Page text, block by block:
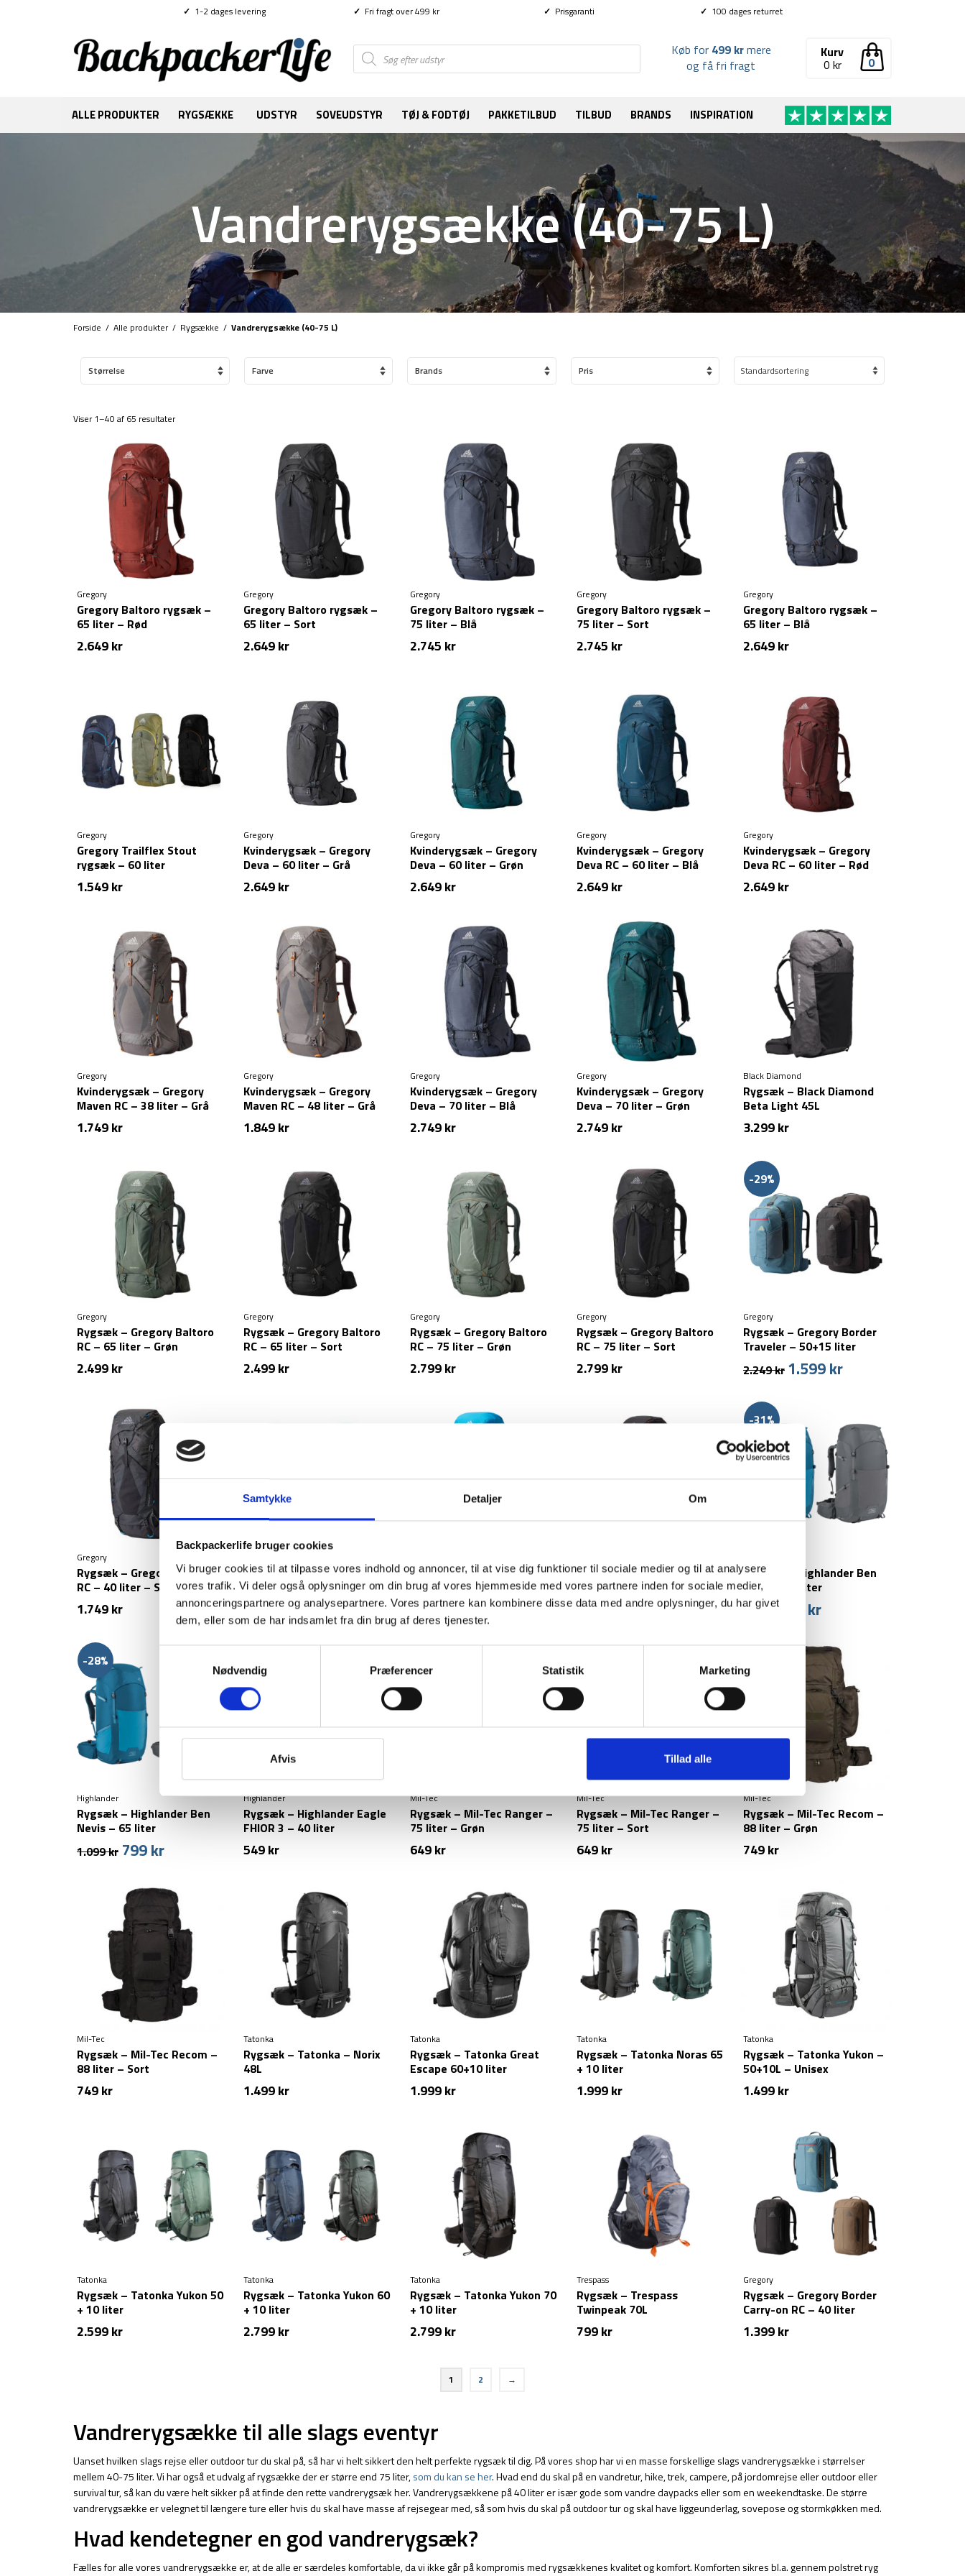
Samtykke Detaljer Om
Backpackerlife bruger cookies
Vi bruger cookies til at tilpasse vores indhold og annoncer, til at vise dig funktioner til sociale medier og til at analysere
vores trafik. Vi deler også oplysninger om din brug af vores hjemmeside med vores partnere inden for sociale medier,
annonceringspartnere og analysepartnere. Vores partnere kan kombinere disse data med andre oplysninger, du har givet
dem, eller som de har indsamlet fra din brug af deres tjenester.
Nødvendig
Præferencer Statistik Marketing
Afvis Tillad alle
✓ 1-2 dages levering ✓ Fri fragt over 499 kr ✓ Prisgaranti ✓ 100 dages returret
Products
search 0
Kurv
0 kr
Køb for 499 krmere
og få fri fragt
ALLE PRODUKTER RYGSÆKKE UDSTYR SOVEUDSTYR TØJ & FODTØJ PAKKETILBUD TILBUD BRANDS INSPIRATION
Vandrerygsække (40-75 L)
Forside / Alle produkter/ Rygsække / Vandrerygsække (40-75 L)
Pris
Brands
Farve
Størrelse
Viser 1–40 af 65 resultater
Gregory
Gregory Baltoro rygsæk –
65 liter – Rød
2.649kr
Gregory
Gregory Baltoro rygsæk –
65 liter – Sort
2.649kr
Gregory
Gregory Baltoro rygsæk –
75 liter – Blå
2.745 kr
Gregory
Gregory Baltoro rygsæk –
75 liter – Sort
2.745 kr
Gregory
Gregory Baltoro rygsæk –
65 liter – Blå
2.649kr
Gregory
Gregory Trailflex Stout
rygsæk – 60 liter
1.549kr
Gregory
Kvinderygsæk – Gregory
Deva – 60 liter – Grå
2.649kr
Gregory
Kvinderygsæk – Gregory
Deva – 60 liter – Grøn
2.649kr
Gregory
Kvinderygsæk – Gregory
Deva RC – 60 liter – Blå
2.649kr
Gregory
Kvinderygsæk – Gregory
Deva RC – 60 liter – Rød
2.649kr
Gregory
Kvinderygsæk – Gregory
Maven RC – 38 liter – Grå
1.749kr
Gregory
Kvinderygsæk – Gregory
Maven RC – 48 liter – Grå
1.849kr
Gregory
Kvinderygsæk – Gregory
Deva – 70 liter – Blå
2.749kr
Gregory
Kvinderygsæk – Gregory
Deva – 70 liter – Grøn
2.749kr
Black Diamond
Rygsæk – Black Diamond
Beta Light 45L
3.299kr
Gregory
Rygsæk – Gregory Baltoro
RC – 65 liter – Grøn
2.499kr
Gregory
Rygsæk – Gregory Baltoro
RC – 65 liter – Sort
2.499kr
Gregory
Rygsæk – Gregory Baltoro
RC – 75 liter – Grøn
2.799kr
Gregory
Rygsæk – Gregory Baltoro
RC – 75 liter – Sort
2.799kr
-29%
Gregory
Rygsæk – Gregory Border
Traveler – 50+15 liter
2.249kr Den
2.249 kr.
1.599krDen
1.599 kr.
Gregory
Rygsæk – Gregory Paragon
RC – 40 liter – Sort
1.749kr
Rygsæk – Gregory Stout –
55 liter
1.599kr
Rygsæk – Gregory Stout
Plus – 45 liter – Blå
1.399kr
Rygsæk – Gregory Zulu – 40
liter – Sort
1.099kr
-31%
Rygsæk – Highlander Ben
Nevis – 52 liter
999krDen
pris
999 kr.
699 krDen
er:
699 kr.
-28%
Highlander
Rygsæk – Highlander Ben
Nevis – 65 liter
1.099kr Den
var:
1.099 kr.
799krDen
er:
799 kr.
Highlander
Rygsæk – Highlander Eagle
FHIOR 3 – 40 liter
549kr
Mil-Tec
Rygsæk – Mil-Tec Ranger –
75 liter – Grøn
649kr
Mil-Tec
Rygsæk – Mil-Tec Ranger –
75 liter – Sort
649kr
Mil-Tec
Rygsæk – Mil-Tec Recom –
88 liter – Grøn
749kr
Mil-Tec
Rygsæk – Mil-Tec Recom –
88 liter – Sort
749kr
Tatonka
Rygsæk – Tatonka – Norix
48L
1.499kr
Tatonka
Rygsæk – Tatonka Great
Escape 60+10 liter
1.999kr
Tatonka
Rygsæk – Tatonka Noras 65
+ 10 liter
1.999kr
Tatonka
Rygsæk – Tatonka Yukon –
50+10L – Unisex
1.499kr
Tatonka
Rygsæk – Tatonka Yukon 50
+ 10 liter
2.599kr
Tatonka
Rygsæk – Tatonka Yukon 60
+ 10 liter
2.799kr
Tatonka
Rygsæk – Tatonka Yukon 70
+ 10 liter
2.799kr
Trespass
Rygsæk – Trespass
Twinpeak 70L
799kr
Gregory
Rygsæk – Gregory Border
Carry-on RC – 40 liter
1.399kr
1 2 →
Vandrerygsække til alle slags eventyr
Uanset hvilken slags rejse eller outdoor tur du skal på, så har vi helt sikkert den helt perfekte rygsæk til dig. På vores shop har vi en masse forskellige slags vandrerygsække i størrelser
mellem 40-75 liter. Vi har også et udvalg af rygsække der er større end 75 liter,som du kan se her. Hvad end du skal på en vandretur, hike, trek, campere, på jordomrejse eller outdoor eller
survival tur, så kan du være helt sikker på at finde den rette vandrerygsæk her. Vandrerygsækkene på 40 liter er især gode som vandre daypacks eller som en weekendtaske. De større
vandrerygsække er velegnet til længere ture eller hvis du skal have masse af rejsegear med, så som hvis du skal på outdoor tur og skal have liggeunderlag, sovepose og stormkøkken med.
Hvad kendetegner en god vandrerygsæk?
Fælles for alle vores vandrerygsække er, at de alle er særdeles komfortable, da vi ikke går på kompromis med rygsækkenes kvalitet og komfort. Komforten sikres bl.a. gennem polstret ryg